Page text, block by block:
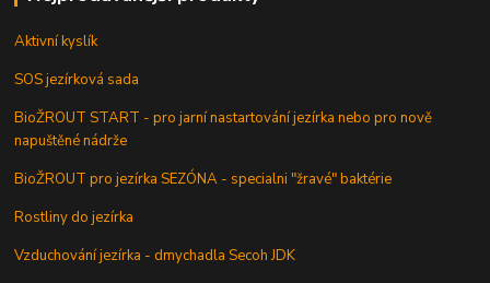
Aktivní kyslík
SOS jezírková sada
BioŽROUT START - pro jarní nastartování jezírka nebo pro nově
napuštěné nádrže
BioŽROUT pro jezírka SEZÓNA - specialni "žravé" baktérie
Rostliny do jezírka
Vzduchování jezírka - dmychadla Secoh JDK